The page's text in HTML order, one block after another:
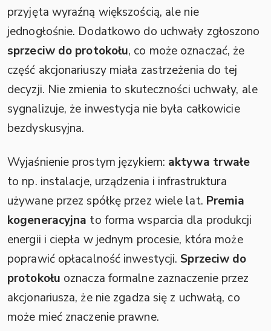
przyjęta wyraźną większością, ale nie
jednogłośnie. Dodatkowo do uchwały zgłoszono
sprzeciw do protokołu, co może oznaczać, że
część akcjonariuszy miała zastrzeżenia do tej
decyzji. Nie zmienia to skuteczności uchwały, ale
sygnalizuje, że inwestycja nie była całkowicie
bezdyskusyjna.
Wyjaśnienie prostym językiem: aktywa trwałe
to np. instalacje, urządzenia i infrastruktura
używane przez spółkę przez wiele lat. Premia
kogeneracyjna to forma wsparcia dla produkcji
energii i ciepła w jednym procesie, która może
poprawić opłacalność inwestycji.Sprzeciw do
protokołu oznacza formalne zaznaczenie przez
akcjonariusza, że nie zgadza się z uchwałą, co
może mieć znaczenie prawne.